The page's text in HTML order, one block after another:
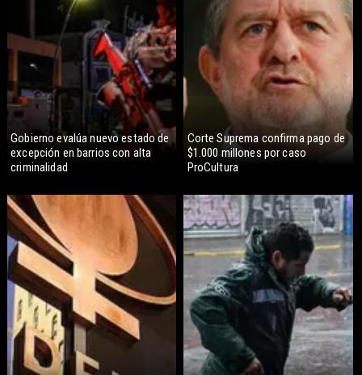
Gobierno evalúa nuevo estado de
excepción en barrios con alta
criminalidad
Corte Suprema confirma pago de
$1.000 millones por caso
ProCultura